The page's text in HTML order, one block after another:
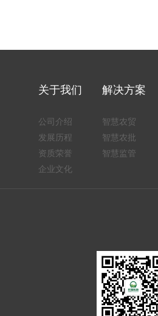
关于我们
公司介绍
发展历程
资质荣誉
企业文化
解决方案
智慧农贸
智慧农批
智慧监管